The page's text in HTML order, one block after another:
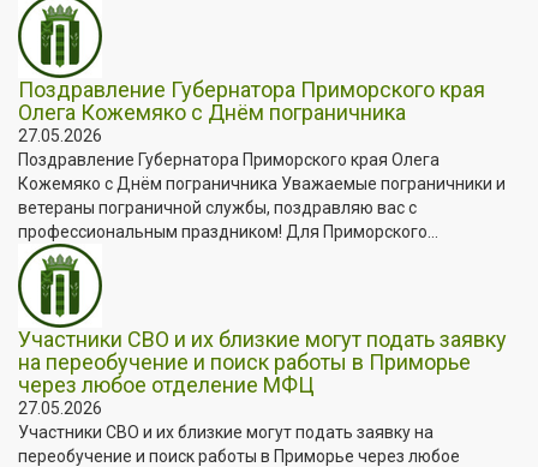
Поздравление Губернатора Приморского края
Олега Кожемяко с Днём пограничника
27.05.2026
Поздравление Губернатора Приморского края Олега
Кожемяко с Днём пограничника Уважаемые пограничники и
ветераны пограничной службы, поздравляю вас с
профессиональным праздником! Для Приморского...
Участники СВО и их близкие могут подать заявку
на переобучение и поиск работы в Приморье
через любое отделение МФЦ
27.05.2026
Участники СВО и их близкие могут подать заявку на
переобучение и поиск работы в Приморье через любое